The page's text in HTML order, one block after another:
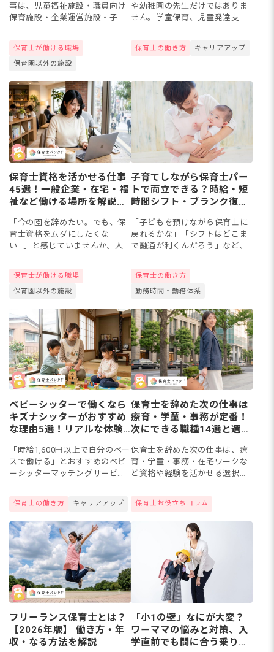
事は、児童福祉施設・職員向け
保育施設・企業運営施設・子ど
あります。保育士資格と現場経
験は、園の外でも強く評価され
保育士が働ける職場
保育園以外の施設
や幼稚園の先生だけではありま
せん。学童保育、児童発達支
類について、仕事内容・必要資
保育士の働き方 キャリアアップ
保育士資格を活かせる仕事
45選！一般企業・在宅・福
祉など働ける場所を解説
「今の園を辞めたい。でも、保
育士資格をムダにしたくな
い…」と感じていませんか。人
なくありません。保育士資格
は、保育・教育施設だけでな
保育士が働ける職場
保育園以外の施設
子育てしながら保育士パー
トで両立できる？時給・短
時間シフト・ブランク復
「子どもを預けながら保育士に
戻れるかな」「シフトはどこま
で融通が利くんだろう」など、
主婦の方もいるでしょう。今回
は、時給1,100〜1,400円...
保育士の働き方
勤務時間・勤務体系
ベビーシッターで働くなら
キズナシッターがおすすめ
な理由5選！リアルな体験
「時給1,600円以上で自分のペー
スで働ける」とおすすめのベビ
ーシッターマッチングサービス
度、最大5億円の保険制度など、
選ばれるには理由があり...
保育士の働き方 キャリアアップ
保育士を辞めた次の仕事は
療育・学童・事務が定番！
次にできる職種14選と選び
保育士を辞めた次の仕事は、療
育・学童・事務・在宅ワークな
ど資格や経験を活かせる選択肢
外の道を選んでいる現実も。
「辞めたあと何しよう」「転職
保育士お役立ちコラム
フリーランス保育士とは？
【2026年版】 働き方・年
収・なる方法を解説
「小1の壁」なにが大変？
ワーママの悩みと対策、入
学直前でも間に合う乗り切